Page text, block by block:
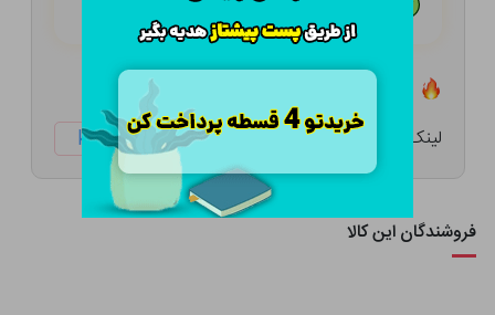
۴ قسط مــاهـانـه؛ بـدون سـود، چـک و ضـامـن
لینک کوتاه: ketabtala.com/sbp-57359
فروشندگان این کالا